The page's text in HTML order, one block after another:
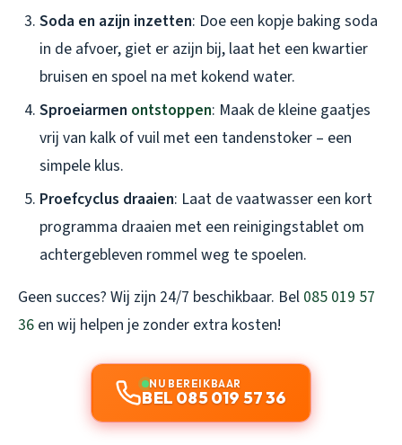
Soda en azijn inzetten: Doe een kopje baking soda
in de afvoer, giet er azijn bij, laat het een kwartier
bruisen en spoel na met kokend water.
Sproeiarmen ontstoppen: Maak de kleine gaatjes
vrij van kalk of vuil met een tandenstoker – een
simpele klus.
Proefcyclus draaien: Laat de vaatwasser een kort
programma draaien met een reinigingstablet om
achtergebleven rommel weg te spoelen.
Geen succes? Wij zijn 24/7 beschikbaar. Bel 085 019 57
36 en wij helpen je zonder extra kosten!
NU BEREIKBAAR
BEL 085 019 57 36